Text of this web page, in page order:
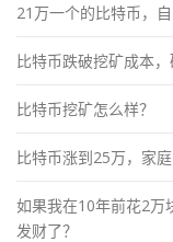
21万一个的比特币，自
比特币跌破挖矿成本
比特币挖矿怎么样？
比特币涨到25万，家
如果我在10年前花2万
发财了？